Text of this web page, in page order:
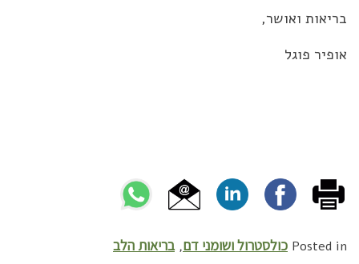
בריאות ואושר,
אופיר פוגל
Posted in כולסטרול ושומני דם,בריאות הלב